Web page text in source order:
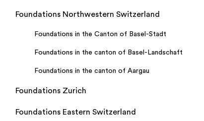
Foundations Northwestern Switzerland
Foundations in the Canton of Basel-Stadt
Foundations in the canton of Basel-Landschaft
Foundations in the canton of Aargau
Foundations Zurich
Foundations Eastern Switzerland